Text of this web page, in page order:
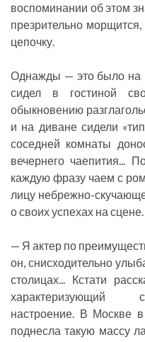
воспоминании об этом
презрительно
цепочку.
Однажды — это было на
сидел в гостиной
обыкновению
и на диване сидели
соседней комнаты
вечернего чаепития...
каждую фразу чаем с
лицу небрежно-
о своих успехах на сцене.
— Я актер по
он, снисходительно
столицах... Кстати
характеризующий
настроение. В Москве
поднесла такую массу